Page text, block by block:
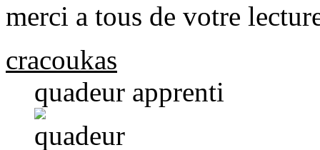
merci a tous de votre
cracoukas
quadeur apprenti